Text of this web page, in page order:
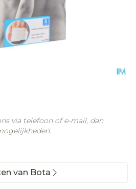
via telefoon of e-mail, dan
van Bota